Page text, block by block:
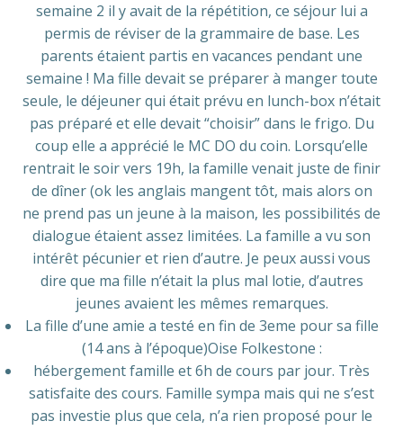
semaine 2 il y avait de la répétition, ce séjour lui a
permis de réviser de la grammaire de base. Les
parents étaient partis en vacances pendant une
semaine ! Ma fille devait se préparer à manger toute
seule, le déjeuner qui était prévu en lunch-box n’était
pas préparé et elle devait “choisir” dans le frigo. Du
coup elle a apprécié le MC DO du coin. Lorsqu’elle
rentrait le soir vers 19h, la famille venait juste de finir
de dîner (ok les anglais mangent tôt, mais alors on
ne prend pas un jeune à la maison, les possibilités de
dialogue étaient assez limitées. La famille a vu son
intérêt pécunier et rien d’autre. Je peux aussi vous
dire que ma fille n’était la plus mal lotie, d’autres
jeunes avaient les mêmes remarques.
La fille d’une amie a testé en fin de 3eme pour sa fille
(14 ans à l’époque)Oise Folkestone :
hébergement famille et 6h de cours par jour. Très
satisfaite des cours. Famille sympa mais qui ne s’est
pas investie plus que cela, n’a rien proposé pour le